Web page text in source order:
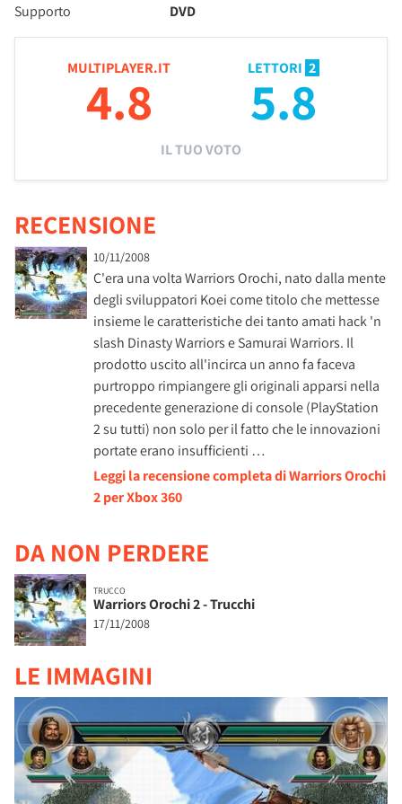
Supporto
DVD
MULTIPLAYER.IT
4.8
LETTORI 2
5.8
IL TUO VOTO
RECENSIONE
10/11/2008
C'era una volta Warriors Orochi, nato dalla mente
degli sviluppatori Koei come titolo che mettesse
insieme le caratteristiche dei tanto amati hack 'n
slash Dinasty Warriors e Samurai Warriors. Il
prodotto uscito all'incirca un anno fa faceva
purtroppo rimpiangere gli originali apparsi nella
precedente generazione di console (PlayStation
2 su tutti) non solo per il fatto che le innovazioni
portate erano insufficienti …
Leggi la recensione completa di Warriors Orochi
2 per Xbox 360
DA NON PERDERE
TRUCCO
Warriors Orochi 2 - Trucchi
17/11/2008
LE IMMAGINI